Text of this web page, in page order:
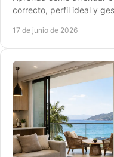
correcto, perfil ideal y
17 de junio de 2026